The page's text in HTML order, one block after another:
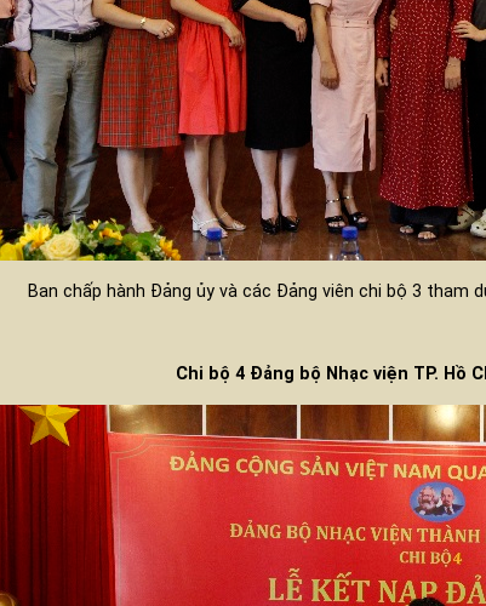
Ban chấp hành Đảng ủy và các Đảng viên chi bộ 3 tham
Chi bộ 4 Đảng bộ Nhạc viện TP. Hồ